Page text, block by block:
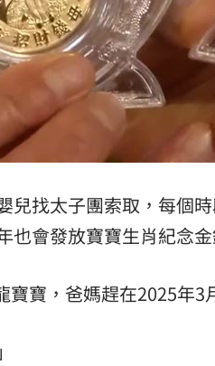
兒找太子團索取，每個
也會發放寶寶生肖紀念
寶，爸媽趕在2025年3